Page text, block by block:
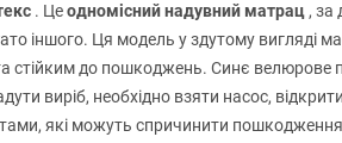
. Цеодномісний надувний матрац, за
іншого. Ця модель у здутому вигляді
стійким до пошкоджень. Синє велюрове
виріб, необхідно взяти насос,
які можуть спричинити пошкодження